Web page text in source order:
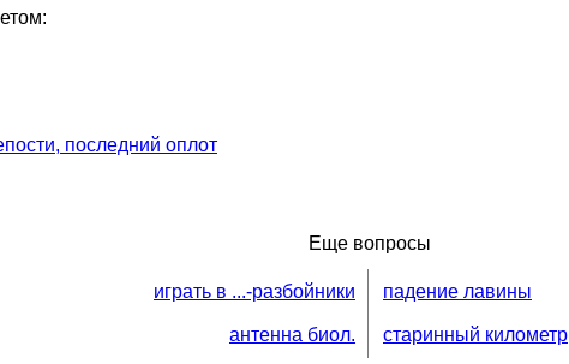
последний оплот
Еще вопросы
играть в ...-разбойники
антенна биол.
падение лавины
старинный километр